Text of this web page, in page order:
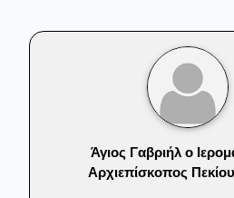
Άγιος Γαβριήλ ο
Αρχιεπίσκοπος